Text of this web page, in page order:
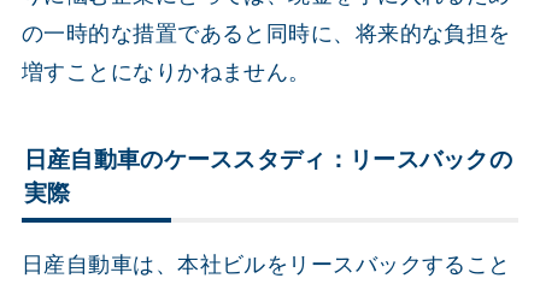
の一時的な措置であると同時に、将来的な負担を
増すことになりかねません。
日産自動車のケーススタディ：リースバックの
実際
日産自動車は、本社ビルをリースバックすること